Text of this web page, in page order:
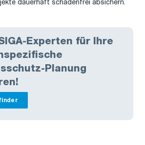
dauerhaft schadenfrei absichern.
Experten für Ihre
Planung